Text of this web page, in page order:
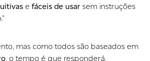
e fáceis de usar sem instruções
mas como todos são baseados em
, o tempo é que responderá.